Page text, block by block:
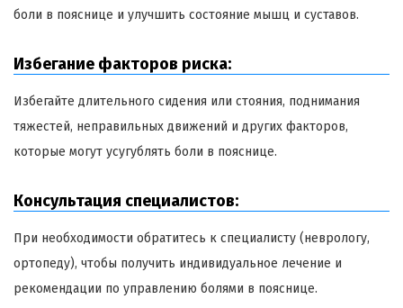
боли в пояснице и улучшить состояние мышц и суставов.
Избегание факторов риска:
Избегайте длительного сидения или стояния, поднимания
тяжестей, неправильных движений и других факторов,
которые могут усугублять боли в пояснице.
Консультация специалистов:
При необходимости обратитесь к специалисту (неврологу,
ортопеду), чтобы получить индивидуальное лечение и
рекомендации по управлению болями в пояснице.